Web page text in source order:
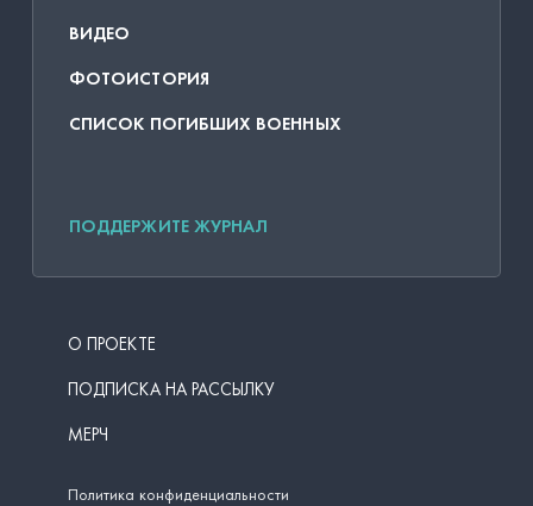
ВИДЕО
ФОТОИСТОРИЯ
СПИСОК ПОГИБШИХ ВОЕННЫХ
ПОДДЕРЖИТЕ ЖУРНАЛ
О ПРОЕКТЕ
ПОДПИСКА НА РАССЫЛКУ
МЕРЧ
Политика конфиденциальности